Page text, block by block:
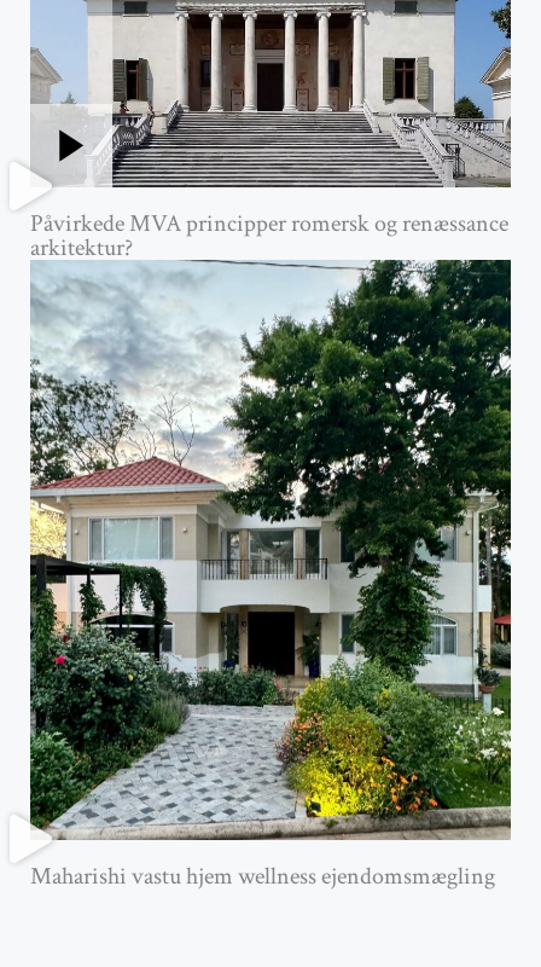
Påvirkede MVA principper romersk og renæssance
arkitektur?
Maharishi vastu hjem wellness ejendomsmægling